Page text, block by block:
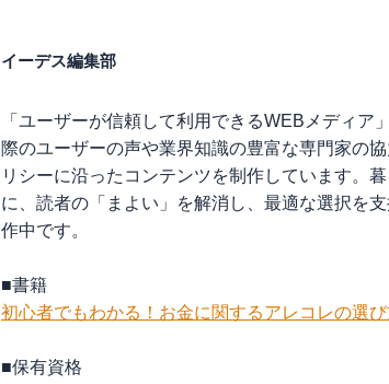
イーデス編集部
「ユーザーが信頼して利用できるWEBメディア
際のユーザーの声や業界知識の豊富な専門家の
リシーに沿ったコンテンツを制作しています。
に、読者の「まよい」を解消し、最適な選択を
作中です。
■書籍
初心者でもわかる！お金に関するアレコレの選
■保有資格